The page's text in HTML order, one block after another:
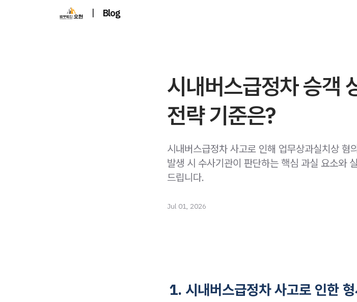
| Blog
시내버스급정차 승객
전략 기준은?
시내버스급정차 사고로 인해 업무상과실치상 혐
발생 시 수사기관이 판단하는 핵심 과실 요소와
드립니다.
Jul 01, 2026
1. 시내버스급정차 사고로 인한